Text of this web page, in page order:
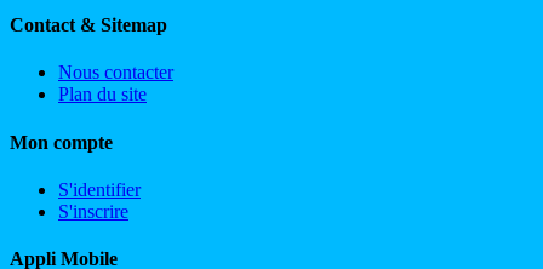
Contact & Sitemap
Nous contacter
Plan du site
Mon compte
S'identifier
S'inscrire
Appli Mobile